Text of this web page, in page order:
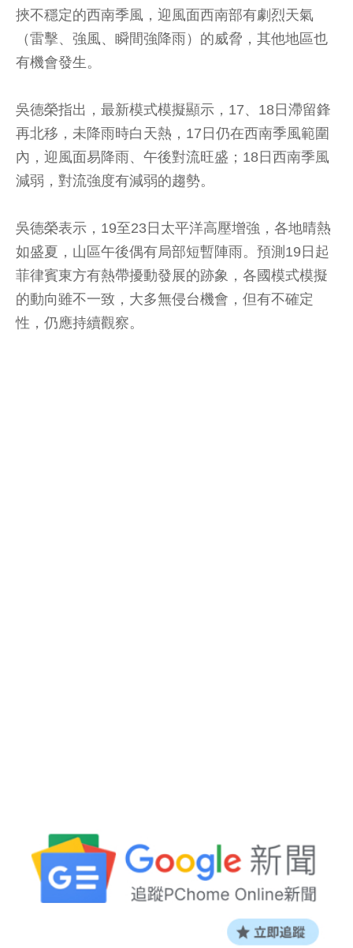
挾不穩定的西南季風，迎風面西南部有劇烈天氣
（雷擊、強風、瞬間強降雨）的威脅，其他地區也
有機會發生。
吳德榮指出，最新模式模擬顯示，17、18日滯留鋒
再北移，未降雨時白天熱，17日仍在西南季風範圍
內，迎風面易降雨、午後對流旺盛；18日西南季風
減弱，對流強度有減弱的趨勢。
吳德榮表示，19至23日太平洋高壓增強，各地晴熱
如盛夏，山區午後偶有局部短暫陣雨。預測19日起
菲律賓東方有熱帶擾動發展的跡象，各國模式模擬
的動向雖不一致，大多無侵台機會，但有不確定
性，仍應持續觀察。